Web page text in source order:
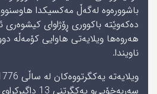
باشوورەوە لەگەڵ مەکسیکدا
دەکەوێتە باکووری ڕۆژاوای کیشوەری
ھەروەھا ویلایەتی ھاوایی کۆمەڵە
ناویندا.
سەربەخۆیی‌و